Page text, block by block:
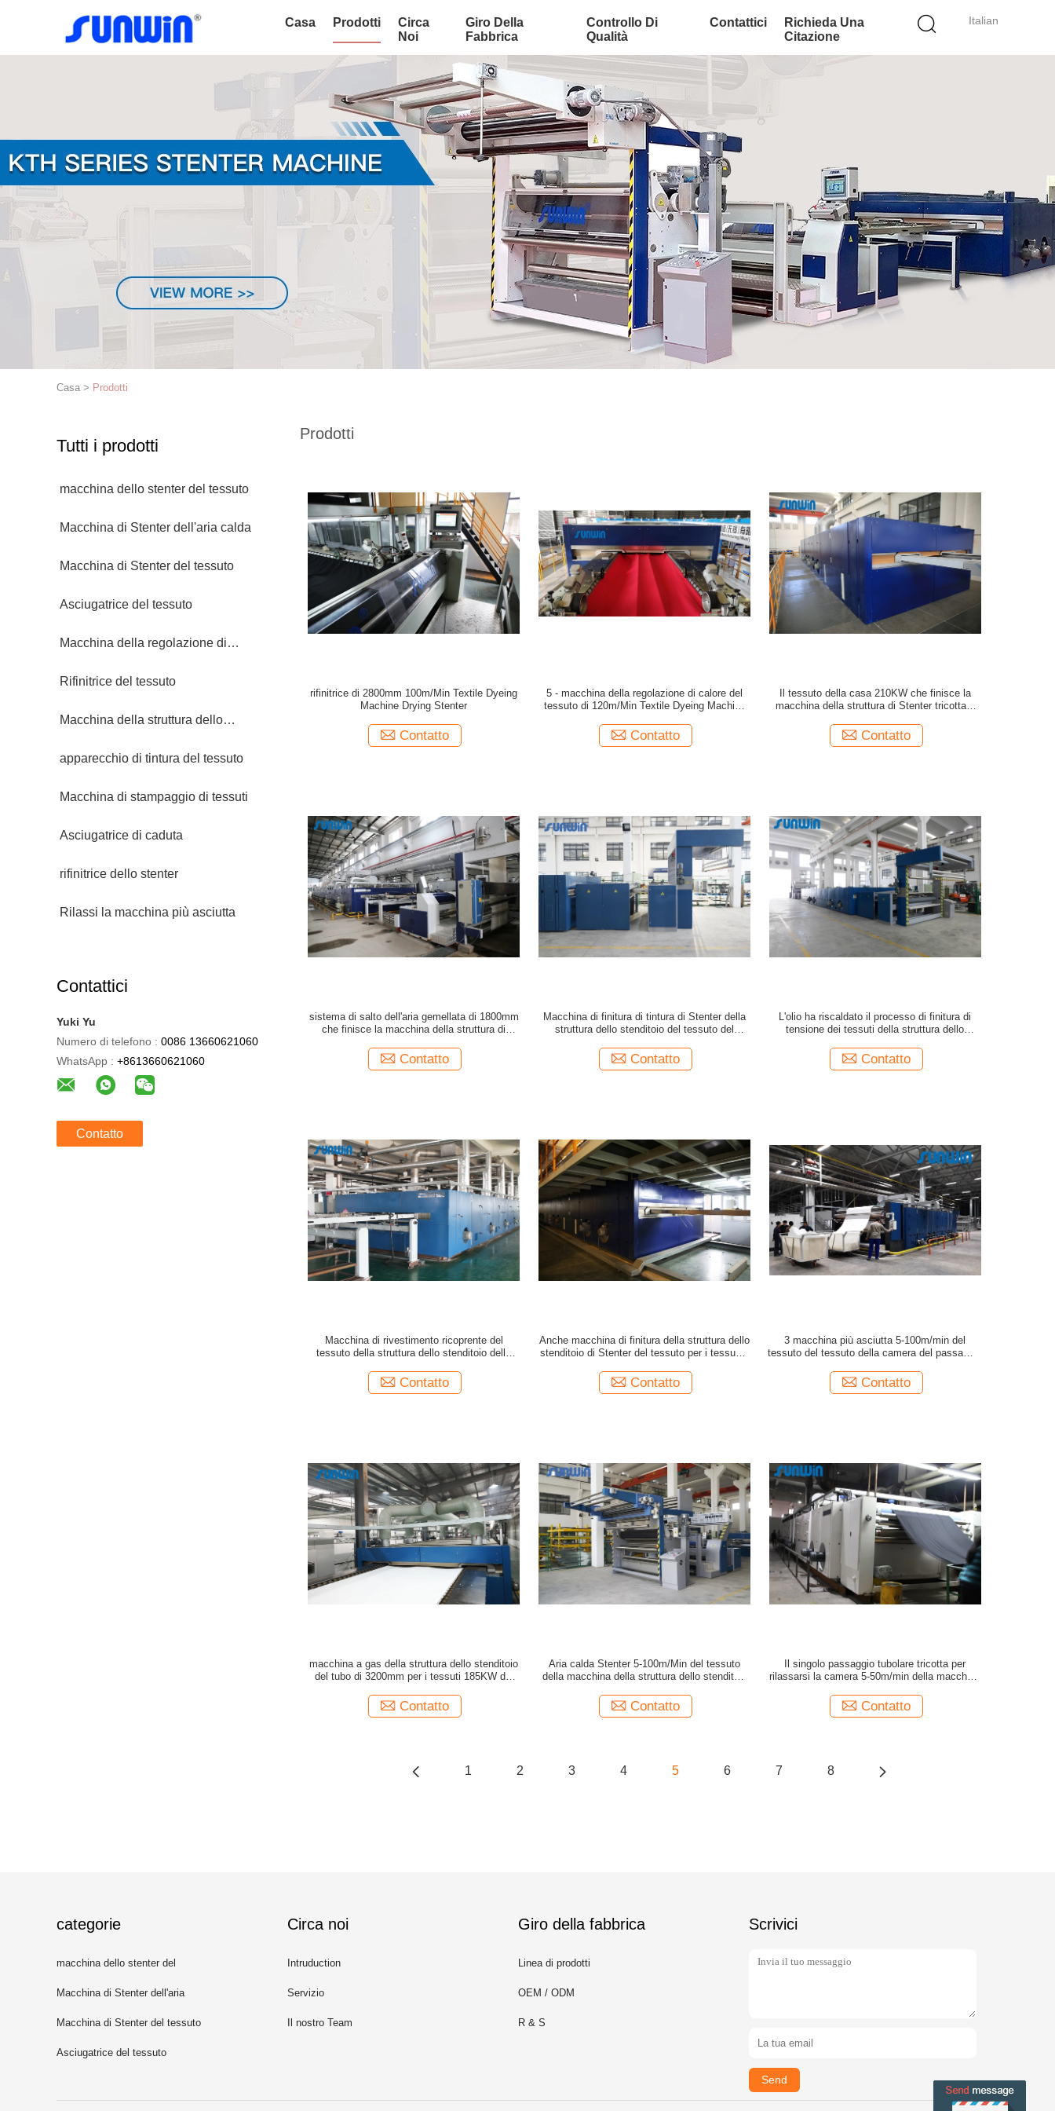
Italian
Casa Prodotti
Circa
Noi
Giro Della
Fabbrica
Controllo Di
Qualità
Contattici
Richieda Una
Citazione
Casa > Prodotti
Tutti i prodotti
macchina dello stenter del tessuto
Macchina di Stenter dell'aria calda
Macchina di Stenter del tessuto
Asciugatrice del tessuto
Macchina della regolazione di
Rifinitrice del tessuto
Macchina della struttura dello
apparecchio di tintura del tessuto
Macchina di stampaggio di tessuti
Asciugatrice di caduta
rifinitrice dello stenter
Rilassi la macchina più asciutta
Contattici
Yuki Yu
Numero di telefono : 0086 13660621060
WhatsApp : +8613660621060
Contatto
Prodotti
rifinitrice di 2800mm 100m/Min Textile Dyeing
Machine Drying Stenter
Contatto
5 - macchina della regolazione di calore del
tessuto di 120m/Min Textile Dyeing Machine
Contatto
Il tessuto della casa 210KW che finisce la
macchina della struttura di Stenter tricotta il
Contatto
sistema di salto dell'aria gemellata di 1800mm
che finisce la macchina della struttura di
Contatto
Macchina di finitura di tintura di Stenter della
struttura dello stenditoio del tessuto del
Contatto
L'olio ha riscaldato il processo di finitura di
tensione dei tessuti della struttura dello
Contatto
Macchina di rivestimento ricoprente del
tessuto della struttura dello stenditoio della
50HZ
Contatto
Anche macchina di finitura della struttura dello
stenditoio di Stenter del tessuto per i tessuti a
Contatto
3 macchina più asciutta 5-100m/min del
tessuto del tessuto della camera del passaggio
Contatto
macchina a gas della struttura dello stenditoio
del tubo di 3200mm per i tessuti 185KW del
Contatto
Aria calda Stenter 5-100m/Min del tessuto
della macchina della struttura dello stenditoio
Contatto
Il singolo passaggio tubolare tricotta per
rilassarsi la camera 5-50m/min della macchina
Contatto
1 2 3 4 5 6 7 8
categorie
macchina dello stenter del
tessuto
Macchina di Stenter dell'aria
calda
Macchina di Stenter del tessuto
Asciugatrice del tessuto
Circa noi
Intruduction
Servizio
Il nostro Team
Giro della fabbrica
Linea di prodotti
OEM / ODM
R & S
Scrivici
Send